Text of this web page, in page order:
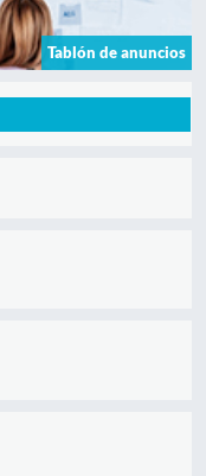
Tablón de anuncios